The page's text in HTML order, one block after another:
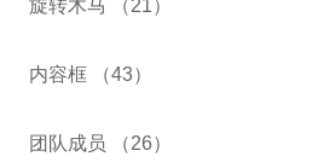
旋转木马 （21）
内容框 （43）
团队成员 （26）